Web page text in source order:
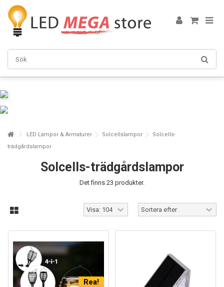
LED Lampor & Armaturer Solcellslampor
Solcells-
trädgårdslampor
Solcells-trädgårdslampor
Det finns 23 produkter.
Rea!